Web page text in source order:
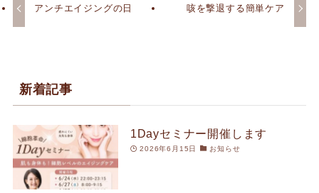
アンチエイジングの日 咳を撃退する簡単ケア
新着記事
1Dayセミナー開催します
2026年6月15日 お知らせ